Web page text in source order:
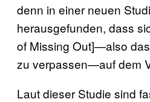
denn in einer neuen
herausgefunden, dass
of Missing Out]—also
zu verpassen—auf dem
Laut dieser Studie sind